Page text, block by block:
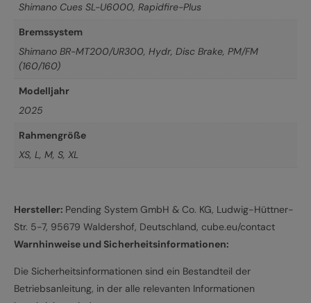
Shimano Cues SL-U6000, Rapidfire-Plus
Bremssystem
Shimano BR-MT200/UR300, Hydr, Disc Brake, PM/FM
(160/160)
Modelljahr
2025
Rahmengröße
XS, L, M, S, XL
Hersteller: Pending System GmbH & Co. KG, Ludwig-Hüttner-
Str. 5-7, 95679 Waldershof, Deutschland, cube.eu/contact
Warnhinweise und Sicherheitsinformationen:
Die Sicherheitsinformationen sind ein Bestandteil der
Betriebsanleitung, in der alle relevanten Informationen